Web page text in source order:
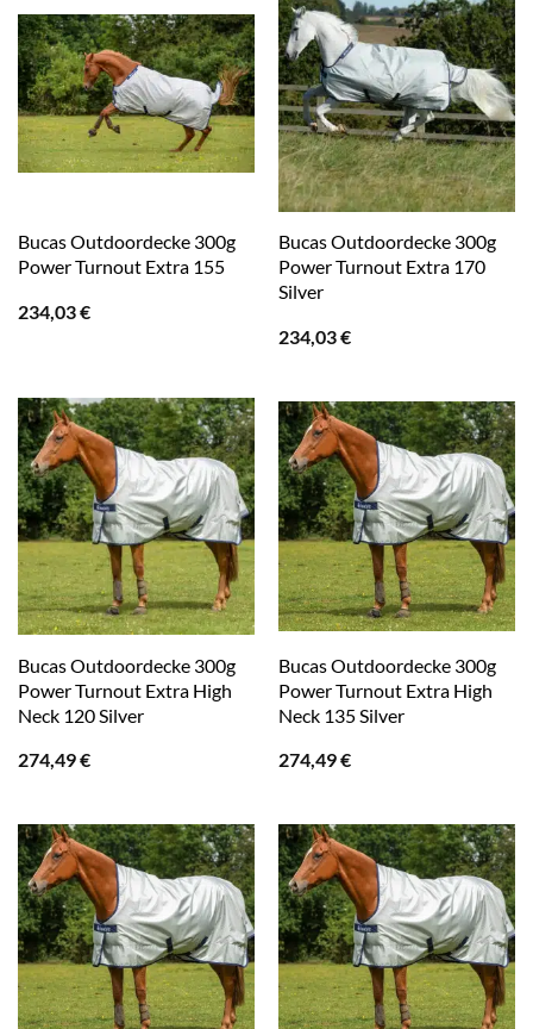
Bucas Outdoordecke 300g
Power Turnout Extra 155
234,03€
Bucas Outdoordecke 300g
Power Turnout Extra 170
Silver
234,03€
Bucas Outdoordecke 300g
Power Turnout Extra High
Neck 120 Silver
274,49€
Bucas Outdoordecke 300g
Power Turnout Extra High
Neck 135 Silver
274,49€